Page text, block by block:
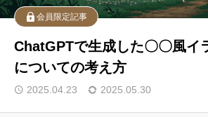
会員限定記事
ChatGPTで生成した〇〇風
についての考え方
2025.04.23 2025.05.30
💬マッピングお悩み相談室
💡 クリエイター支援情報
🎁 会員限定コンテンツ・特典